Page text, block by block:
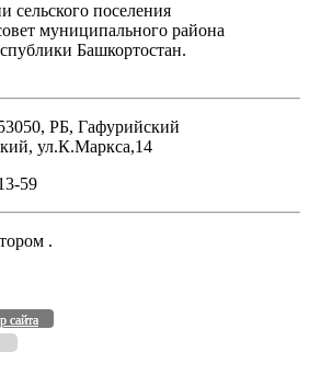
поселения
муниципального района
Башкортостан.
РБ, Гафурийский
ул.К.Маркса,14
59
.
сайта